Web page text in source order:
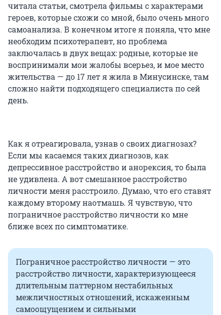
читала статьи, смотрела фильмы с характерами
героев, которые схожи со мной, было очень много
самоанализа. В конечном итоге я поняла, что мне
необходим психотерапевт, но проблема
заключалась в двух вещах: родные, которые не
воспринимали мои жалобы всерьез, и мое место
жительства — до 17 лет я жила в Минусинске, там
сложно найти подходящего специалиста по сей
день.
Как я отреагировала, узнав о своих диагнозах?
Если мы касаемся таких диагнозов, как
депрессивное расстройство и анорексия, то была
не удивлена. А вот смешанное расстройство
личности меня расстроило. Думаю, что его ставят
каждому второму наотмашь. Я чувствую, что
пограничное расстройство личности ко мне
ближе всех по симптоматике.
Пограничное расстройство личности — это
расстройство личности, характеризующееся
длительным паттерном нестабильных
межличностных отношений, искаженным
самоощущением и сильными